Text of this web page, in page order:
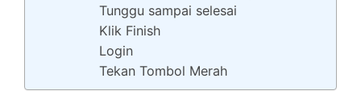
Tunggu sampai selesai
Klik Finish
Login
Tekan Tombol Merah